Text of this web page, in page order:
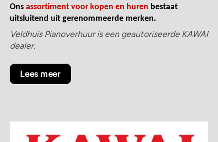
Onsassortiment voor kopen en huren bestaat
uitsluitend uit gerenommeerde merken.
Veldhuis Pianoverhuur is een geautoriseerde KAWAI
dealer.
Lees meer